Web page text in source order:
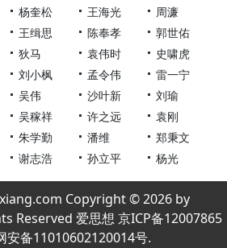
杨奎松 王海光
周濂
王缉思 陈奉孝
郭世佑
狄马 袁伟时
史啸虎
刘小枫 孟令伟
雷一宁
吴伟 沙叶新
刘瑜
吴稼祥 许之远
袁刚
朱学勤 潘维
郑秉文
谢志浩 孙立平 杨光
Copyright © 2026 by
Reserved 爱思想 京ICP备12007865
安备11010602120014号.